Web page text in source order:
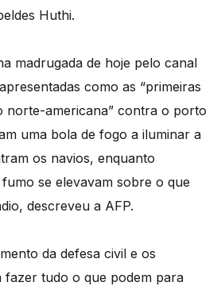
Huthi.
madrugada de hoje pelo canal
como as “primeiras
norte-americana” contra o porto
uma bola de fogo a iluminar a
os navios, enquanto
se elevavam sobre o que
descreveu a AFP.
da defesa civil e os
fazer tudo o que podem para